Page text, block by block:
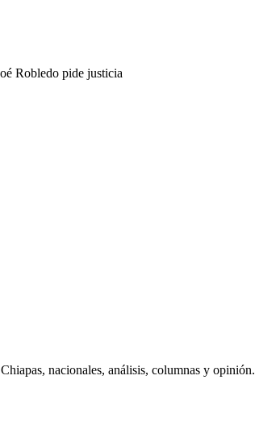
nacionales, análisis, columnas y opinión.